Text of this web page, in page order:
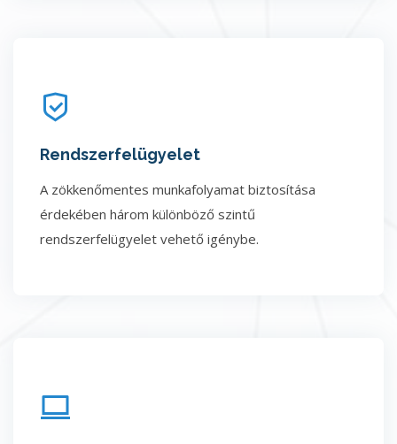
Rendszerfelügyelet
A zökkenőmentes munkafolyamat biztosítása
érdekében három különböző szintű
rendszerfelügyelet vehető igénybe.